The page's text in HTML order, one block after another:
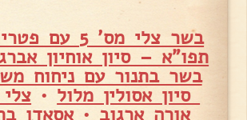
בשר צלי מס' 5
תפו"א – סיון אוחיון
בשר בתנור עם ניחוח
סיון אסולין מלול •
אורה ארגוב •אסאדו